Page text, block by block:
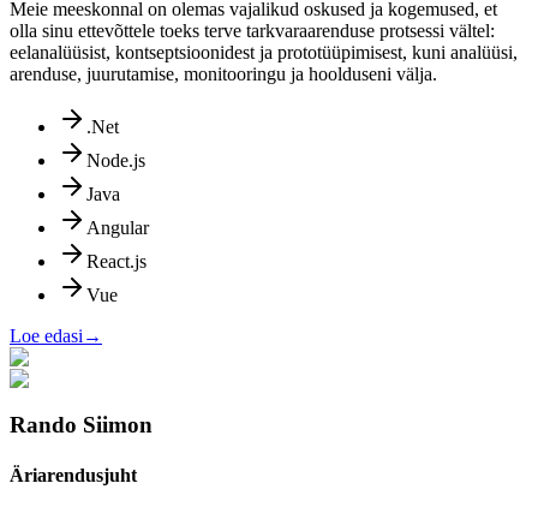
Meie meeskonnal on olemas vajalikud oskused ja kogemused, et
olla sinu ettevõttele toeks terve tarkvaraarenduse protsessi vältel:
eelanalüüsist, kontseptsioonidest ja prototüüpimisest, kuni analüüsi,
arenduse, juurutamise, monitooringu ja hoolduseni välja.
.Net
Node.js
Java
Angular
React.js
Vue
Loe edasi →
Rando Siimon
Äriarendusjuht